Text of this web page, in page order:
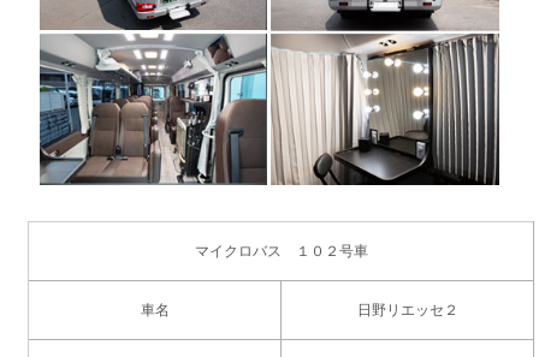
マイクロバス １０２号車
車名 日野リエッセ２